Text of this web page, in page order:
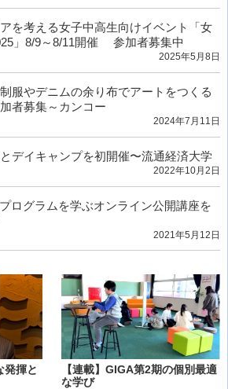
を考える女子中高生向けイベント「女
」8/9～8/11開催 参加者募集中
2025年5月8日
服やデニムの余り布でアートをつくる
者募集～カンコー
2024年7月11日
デイキャンプを初開催〜流通経済大学
2022年10月2日
ログラムを学ぶオンライン公開講座を
2021年5月12日
発揮と
【連載】GIGA第2期の個別最適
な学び